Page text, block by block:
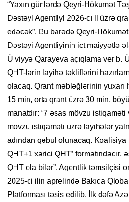
“Yaxın günlərdə Qeyri-Hökumət
Dəstəyi Agentliyi 2026-cı il üzrə
edəcək”. Bu barədə Qeyri-
Dəstəyi Agentliyinin ictimaiyyətlə
Ülviyyə Qarayeva açıqlama verib.
QHT-lərin layihə təkliflərini
olacaq. Qrant məbləğlərinin yuxarı
15 min, orta qrant üzrə 30 min,
manatdır: “7 əsas mövzu
mövzu istiqaməti üzrə layihələr
adından qəbul olunacaq. Koalisiya
QHT+1 xarici QHT” formatındadır,
QHT ola bilər”. Agentlik təmsilçisi
2025-ci ilin aprelində Bakıda
Platforması təsis edilib. İlk dəfə